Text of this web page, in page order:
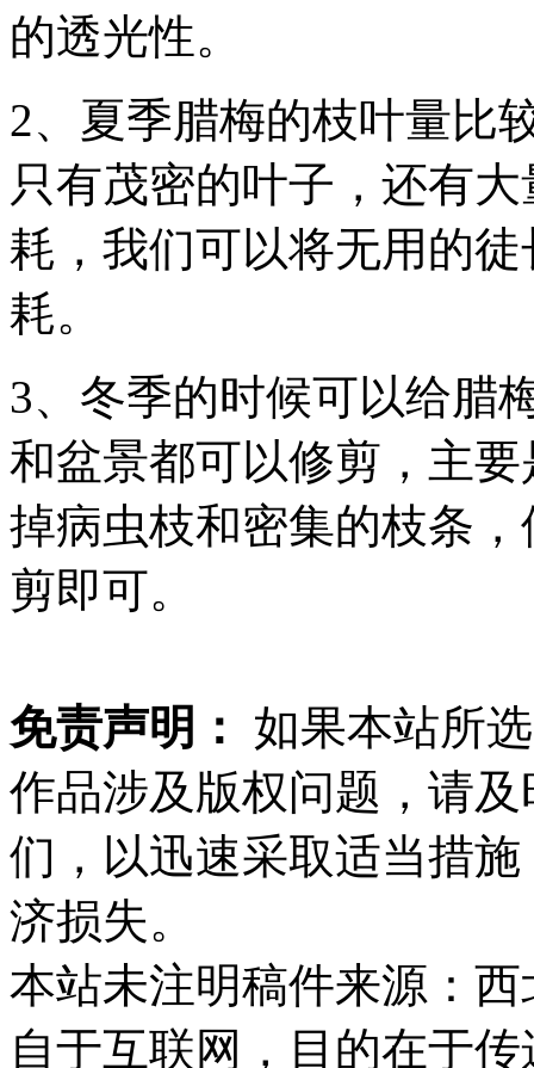
的透光性。
2、夏季腊梅的枝叶量比
只有茂密的叶子，还有
耗，我们可以将无用的
耗。
3、冬季的时候可以给腊
和盆景都可以修剪，主
掉病虫枝和密集的枝条
剪即可。
免责声明：
如果本站所
作品涉及版权问题，请
们，以迅速采取适当措
济损失。
本站未注明稿件来源：
自于互联网，目的在于